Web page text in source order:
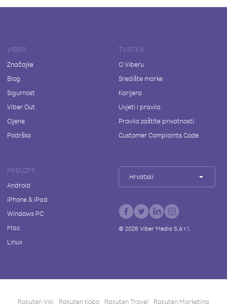
VIBER
Značajke
Blog
Sigurnost
Viber Out
Cijene
Podrška
TVRTKA
O Viberu
Središte marke
Karijera
Uvjeti i pravila
Pravila zaštite privatnosti
Customer Complaints Code
PREUZMI
Android
iPhone & iPad
Windows PC
Mac
Linux
Hrvatski
© 2026Viber Media S.à r.l.
Rakuten Viki Rakuten Kobo Rakuten Travel Rakuten Marketing